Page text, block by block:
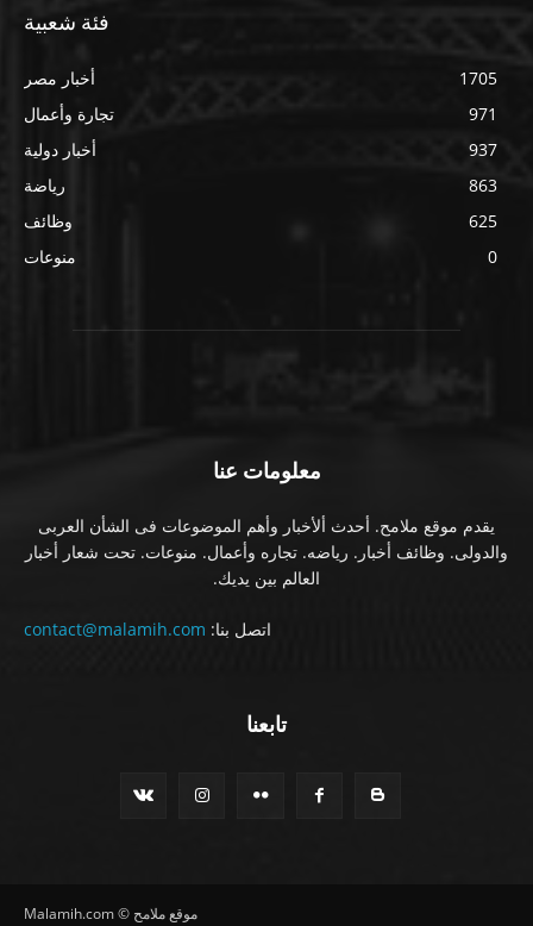
فئة شعبية
أخبار مصر
1705
تجارة وأعمال
971
أخبار دولية
937
رياضة
863
وظائف
625
منوعات
0
معلومات عنا
يقدم موقع ملامح. أحدث ألأخبار وأهم الموضوعات فى الشأن العربى
والدولى. وظائف أخبار. رياضه. تجاره وأعمال. منوعات. تحت شعار أخبار
العالم بين يديك.
اتصل بنا: contact@malamih.com
تابعنا
موقع ملامح © Malamih.com